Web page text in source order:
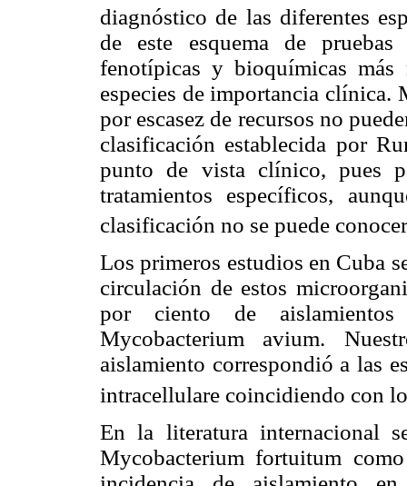
diagnóstico de las diferentes
de este esquema de
fenotípicas y bioquímicas más
especies de importancia
por escasez de recursos no
clasificación establecida por
punto de vista clínico, pues
tratamientos específicos,
clasificación no se puede
Los primeros estudios en Cuba
circulación de estos
por ciento de
Mycobacterium avium.
aislamiento correspondió a las
intracellulare coincidiendo con
En la literatura internacional
Mycobacterium fortuitum